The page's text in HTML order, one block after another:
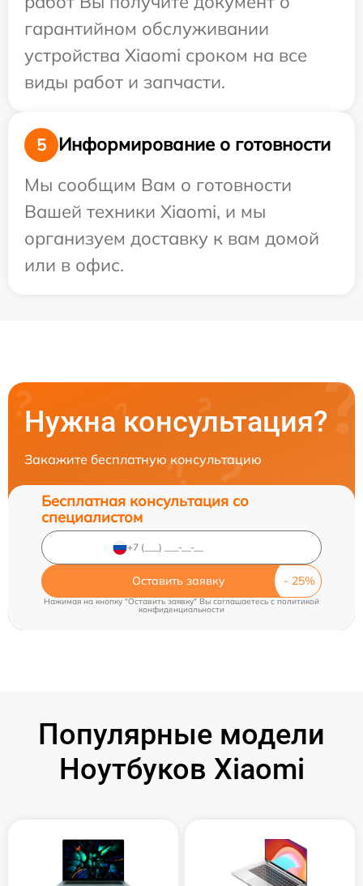
гарантийном обслуживании
устройства Xiaomi сроком на все
виды работ и запчасти.
5
Информирование о готовности
Мы сообщим Вам о готовности
Вашей техники Xiaomi, и мы
организуем доставку к вам домой
или в офис.
Нужна консультация?
Закажите бесплатную консультацию
Бесплатная консультация со
специалистом
Оставить заявку
Нажимая на кнопку "Оставить заявку" Вы соглашаетесь cполитикой
конфиденциальности
Популярные модели
Ноутбуков Xiaomi